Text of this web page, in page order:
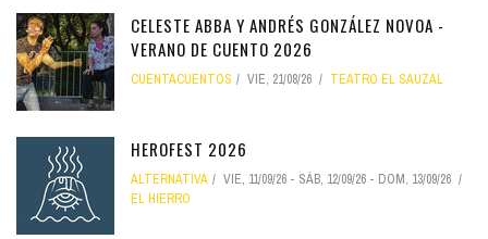
CELESTE ABBA Y ANDRÉS GONZÁLEZ NOVOA -
VERANO DE CUENTO 2026
CUENTACUENTOS VIE, 21/08/26 TEATRO EL SAUZAL
HEROFEST 2026
ALTERNATIVA VIE, 11/09/26 - SÁB, 12/09/26 - DOM, 13/09/26
EL HIERRO